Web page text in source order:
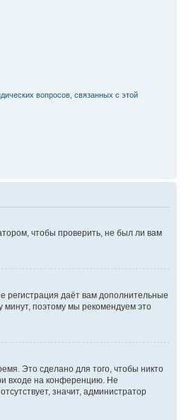
вопросов, связанных с этой
чтобы проверить, не был ли вам
регистрация даёт вам дополнительные
минут, поэтому мы рекомендуем это
Это сделано для того, чтобы никто
входе на конференцию. Не
отсутствует, значит, администратор